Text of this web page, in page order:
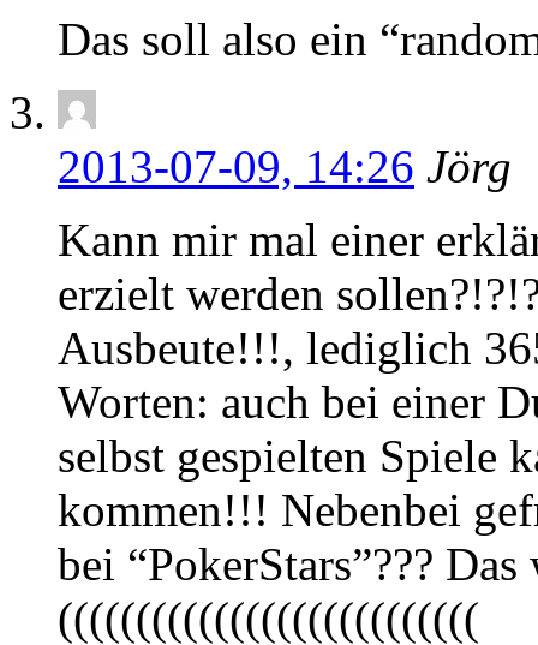
Das soll also ein
2013-07-09, 14:26 Jörg
Kann mir mal einer
erzielt werden
Ausbeute!!!, lediglich
Worten: auch bei einer
selbst gespielten Spiele
kommen!!! Nebenbei
bei “PokerStars”???
(((((((((((((((((((((((((((